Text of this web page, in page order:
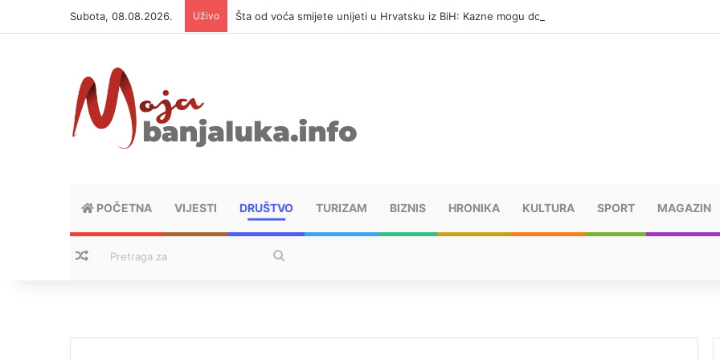
Subota, 08.08.2026. Uživo Šta od voća smijete unijeti u Hrvatsku iz BiH: Kazne mogu dostići 13.260 evra
POČETNA VIJESTI DRUŠTVO TURIZAM BIZNIS HRONIKA KULTURA SPORT MAGAZIN
Nasumični tekstovi